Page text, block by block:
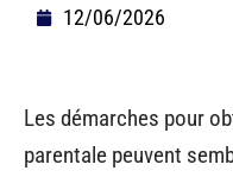
12/06/2026
Les démarches pour
parentale peuvent